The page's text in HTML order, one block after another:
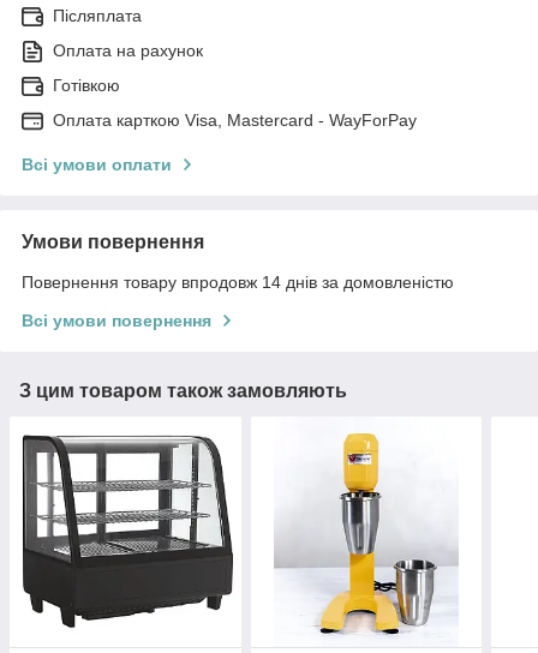
Післяплата
Оплата на рахунок
Готівкою
Оплата карткою Visa, Mastercard - WayForPay
Всі умови оплати
Умови повернення
Повернення товару впродовж 14 днів за домовленістю
Всі умови повернення
З цим товаром також замовляють